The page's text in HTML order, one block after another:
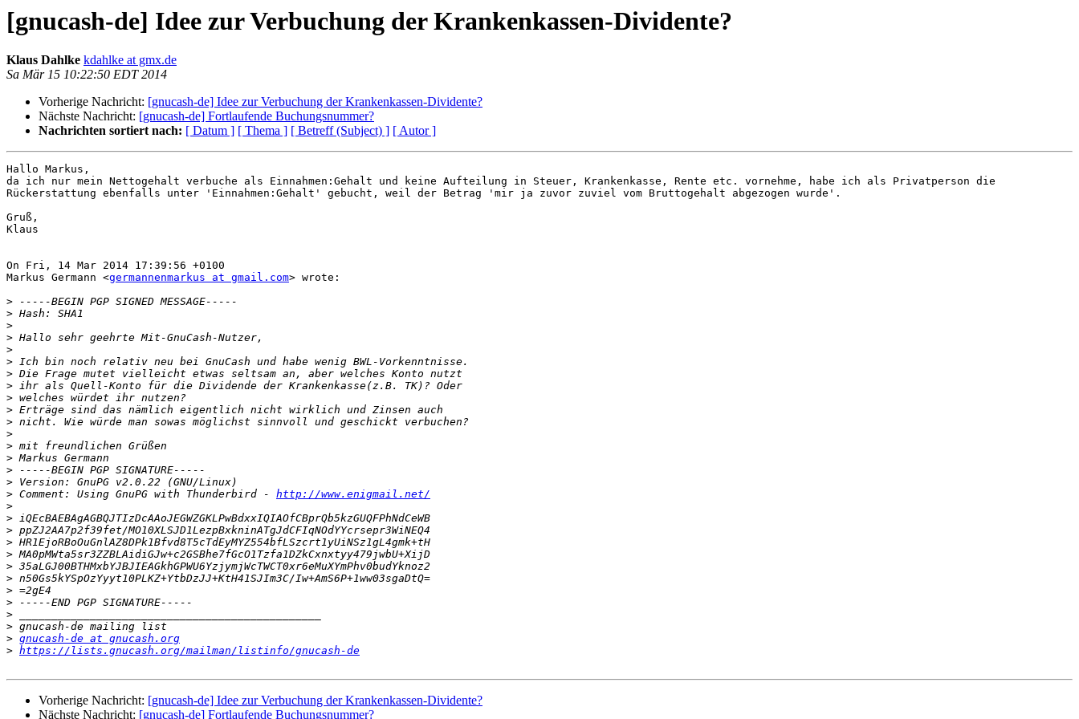
[gnucash-de] Idee zur Verbuchung der Krankenkassen-Dividente?
Klaus Dahlke kdahlke at gmx.de
Sa Mär 15 10:22:50 EDT 2014
Vorherige Nachricht: [gnucash-de] Idee zur Verbuchung der Krankenkassen-Dividente?
Nächste Nachricht: [gnucash-de] Fortlaufende Buchungsnummer?
Nachrichten sortiert nach: [ Datum ] [ Thema ] [ Betreff (Subject) ] [ Autor ]
Hallo Markus,
da ich nur mein Nettogehalt verbuche als Einnahmen:Gehalt und keine Aufteilung in Steuer, Krankenkasse, Rente etc. vornehme, habe ich als Privatperson die
Rückerstattung ebenfalls unter 'Einnahmen:Gehalt' gebucht, weil der Betrag 'mir ja zuvor zuviel vom Bruttogehalt abgezogen wurde'.
Gruß,
Klaus
On Fri, 14 Mar 2014 17:39:56 +0100
Markus Germann <germannenmarkus at gmail.com> wrote:
>
>
>
>
>
>
>
>
>
>
>
>
>
>
>
>
> Comment: Using GnuPG with Thunderbird - http://www.enigmail.net/
>
>
>
>
>
>
>
>
>
>
>
> gnucash-de at gnucash.org
> https://lists.gnucash.org/mailman/listinfo/gnucash-de
Vorherige Nachricht: [gnucash-de] Idee zur Verbuchung der Krankenkassen-Dividente?
Nächste Nachricht: [gnucash-de] Fortlaufende Buchungsnummer?